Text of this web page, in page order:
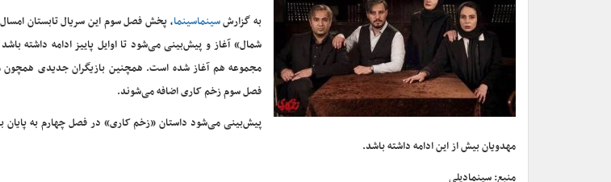
به گزارشسینماسینما، پخش فصل سوم این سریال تابستان
شمال» آغاز و پیش‌بینی می‌شود تا اوایل پاییز ادامه داشته
مجموعه هم آغاز شده است. همچنین بازیگران جدیدی همچون
فصل سوم زخم کاری اضافه می‌شوند.
پیش‌بینی می‌شود داستان «زخم کاری» در فصل چهارم به
مهدویان بیش از این ادامه داشته باشد.
منبع: سینمادیلی